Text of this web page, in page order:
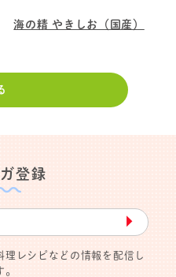
海の精 やきしお（国産）
登録
▶︎
レシピなどの情報を配信し
。